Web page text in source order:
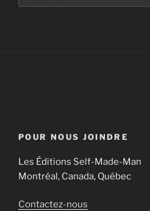
POUR NOUS JOINDRE
Les Éditions Self-Made-Man
Montréal, Canada, Québec
Contactez-nous